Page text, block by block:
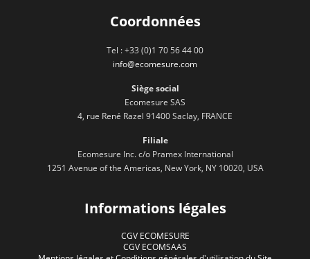
Coordonnées
Tel : +33 (0)1 70 56 44 00
info@ecomesure.com
Siège social
Ecomesure SAS
4, rue René Razel 91400 Saclay, FRANCE
Filiale
Ecomesure Inc. c/o Pramex International
1251 Avenue of the Americas, New York, NY 10020, USA
Informations légales
CGV ECOMESURE
CGV ECOMSAAS